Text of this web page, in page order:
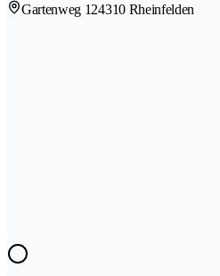
Gartenweg 124310 Rheinfelden